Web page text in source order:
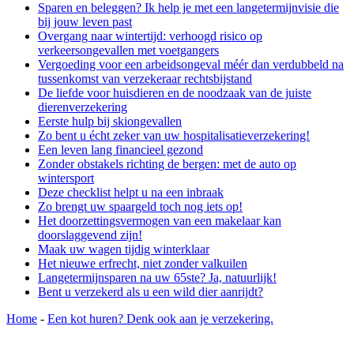
Sparen en beleggen? Ik help je met een langetermijnvisie die
bij jouw leven past
Overgang naar wintertijd: verhoogd risico op
verkeersongevallen met voetgangers
Vergoeding voor een arbeidsongeval méér dan verdubbeld na
tussenkomst van verzekeraar rechtsbijstand
De liefde voor huisdieren en de noodzaak van de juiste
dierenverzekering
Eerste hulp bij skiongevallen
Zo bent u écht zeker van uw hospitalisatieverzekering!
Een leven lang financieel gezond
Zonder obstakels richting de bergen: met de auto op
wintersport
Deze checklist helpt u na een inbraak
Zo brengt uw spaargeld toch nog iets op!
Het doorzettingsvermogen van een makelaar kan
doorslaggevend zijn!
Maak uw wagen tijdig winterklaar
Het nieuwe erfrecht, niet zonder valkuilen
Langetermijnsparen na uw 65ste? Ja, natuurlijk!
Bent u verzekerd als u een wild dier aanrijdt?
Home - Een kot huren? Denk ook aan je verzekering.